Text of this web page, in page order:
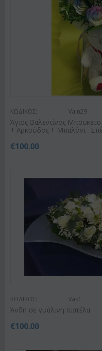
ΚΩΔΙΚΟΣ: Valn29
Άγιος Βαλεντίνος
+ Αρκούδος + Μπαλόνι .
€100.00
ΚΩΔΙΚΟΣ: Vas1
Άνθη σε γυάλινη πιατέλα
€100.00